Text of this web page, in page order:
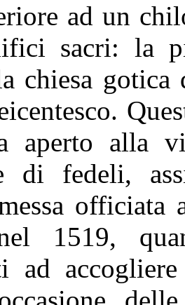
ad un
sacri: la
chiesa gotica
aperto alla
di fedeli,
officiata
1519,
ad